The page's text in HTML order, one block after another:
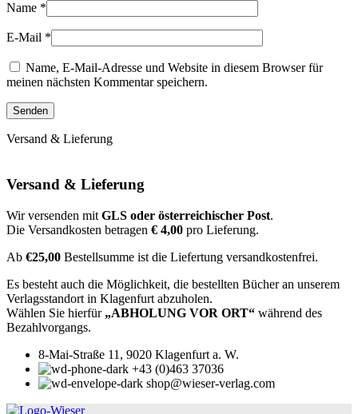
Name *
E-Mail *
Name, E-Mail-Adresse und Website in diesem Browser für
meinen nächsten Kommentar speichern.
Versand & Lieferung
Versand & Lieferung
Wir versenden mit GLS oder österreichischer Post.
Die Versandkosten betragen € 4,00 pro Lieferung.
Ab €25,00 Bestellsumme ist die Liefertung versandkostenfrei.
Es besteht auch die Möglichkeit, die bestellten Bücher an unserem
Verlagsstandort in Klagenfurt abzuholen.
Wählen Sie hierfür „ABHOLUNG VOR ORT“ während des
Bezahlvorgangs.
8-Mai-Straße 11, 9020 Klagenfurt a. W.
+43 (0)463 37036
shop@wieser-verlag.com